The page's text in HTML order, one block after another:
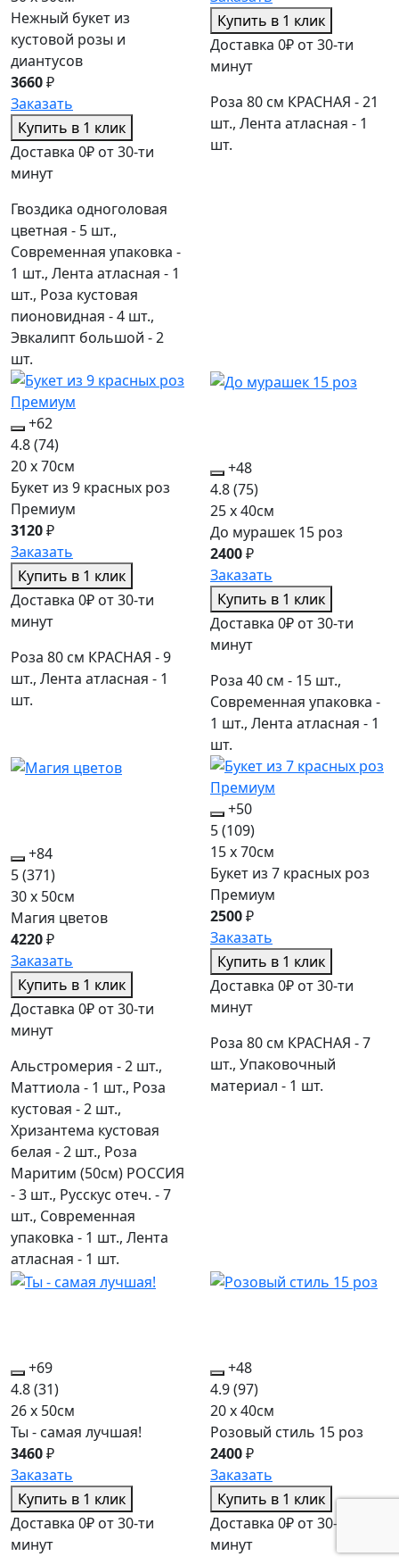
Нежный букет из
кустовой розы и
диантусов
3660₽
Заказать
Купить в 1 клик
Доставка 0₽ от 30-ти
минут
Гвоздика одноголовая
цветная - 5 шт.,
Современная упаковка -
1 шт., Лента атласная - 1
шт., Роза кустовая
пионовидная - 4 шт.,
Эвкалипт большой - 2
шт.
Купить в 1 клик
Доставка 0₽ от 30-ти
минут
Роза 80 см КРАСНАЯ - 21
шт., Лента атласная - 1
шт.
+62
4.8(74)
20 x 70см
Букет из 9 красных роз
Премиум
3120₽
Заказать
Купить в 1 клик
Доставка 0₽ от 30-ти
минут
Роза 80 см КРАСНАЯ - 9
шт., Лента атласная - 1
шт.
+48
4.8(75)
25 x 40см
До мурашек 15 роз
2400₽
Заказать
Купить в 1 клик
Доставка 0₽ от 30-ти
минут
Роза 40 см - 15 шт.,
Современная упаковка -
1 шт., Лента атласная - 1
шт.
+84
5(371)
30 x 50см
Магия цветов
4220₽
Заказать
Купить в 1 клик
Доставка 0₽ от 30-ти
минут
Альстромерия - 2 шт.,
Маттиола - 1 шт., Роза
кустовая - 2 шт.,
Хризантема кустовая
белая - 2 шт., Роза
Маритим (50см) РОССИЯ
- 3 шт., Русскус отеч. - 7
шт., Современная
упаковка - 1 шт., Лента
атласная - 1 шт.
+50
5(109)
15 x 70см
Букет из 7 красных роз
Премиум
2500₽
Заказать
Купить в 1 клик
Доставка 0₽ от 30-ти
минут
Роза 80 см КРАСНАЯ - 7
шт., Упаковочный
материал - 1 шт.
+69
4.8(31)
26 x 50см
Ты - самая лучшая!
3460₽
Заказать
Купить в 1 клик
Доставка 0₽ от 30-ти
минут
+48
4.9(97)
20 x 40см
Розовый стиль 15 роз
2400₽
Заказать
Купить в 1 клик
Доставка 0₽ от 30-ти
минут